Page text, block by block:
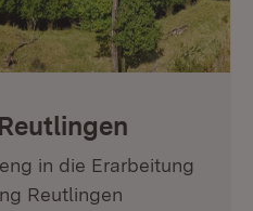
in die Erarbeitung
Reutlingen